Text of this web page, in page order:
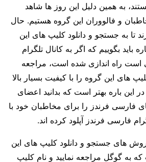
به همین دلیل این روز ها شاهد
و فالووران این گروه هستیم. حال
تا به جستجو و دانلود کلیپ های این
باید بگوییم که اگر به کانال تلگرام
است راه اندازی شده است، مراجعه
های این گروه را با کیفیت بسیار بالا
در این باره بهتر است که بدانید اعضای
فارسی فرندز را برای مخاطبان خود با
فارسی فرندز آپلود کرده اند.
های جستجو و دانلود کلیپ های این
به گوگل مراجعه نمایید و نام کلیپ